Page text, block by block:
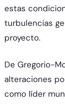
estas
turbulencias
proyecto.
De Gregorio-
alteraciones
como líder